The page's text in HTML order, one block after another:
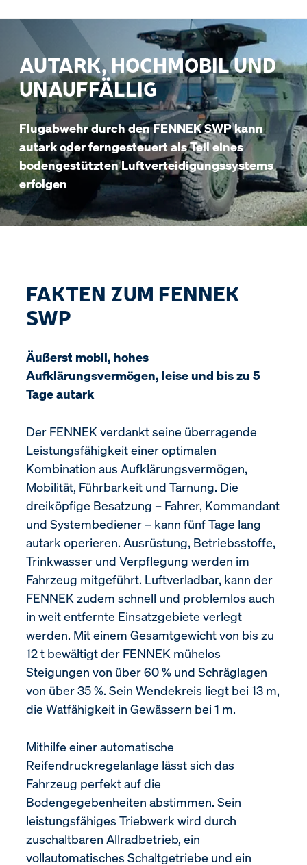
AUTARK, HOCHMOBIL UND
UNAUFFÄLLIG
Flugabwehr durch den FENNEK SWP kann
autark oder ferngesteuert als Teil eines
bodengestützten Luftverteidigungssystems
erfolgen
FAKTEN ZUM FENNEK
SWP
Äußerst mobil, hohes
Aufklärungsvermögen, leise und bis zu 5
Tage autark
Der FENNEK verdankt seine überragende
Leistungsfähigkeit einer optimalen
Kombination aus Aufklärungsvermögen,
Mobilität, Führbarkeit und Tarnung. Die
dreiköpfige Besatzung – Fahrer, Kommandant
und Systembediener – kann fünf Tage lang
autark operieren. Ausrüstung, Betriebsstoffe,
Trinkwasser und Verpflegung werden im
Fahrzeug mitgeführt. Luftverladbar, kann der
FENNEK zudem schnell und problemlos auch
in weit entfernte Einsatzgebiete verlegt
werden. Mit einem Gesamtgewicht von bis zu
12 t bewältigt der FENNEK mühelos
Steigungen von über 60 % und Schräglagen
von über 35 %. Sein Wendekreis liegt bei 13 m,
die Watfähigkeit in Gewässern bei 1 m.
Mithilfe einer automatische
Reifendruckregelanlage lässt sich das
Fahrzeug perfekt auf die
Bodengegebenheiten abstimmen. Sein
leistungsfähiges Triebwerk wird durch
zuschaltbaren Allradbetrieb, ein
vollautomatisches Schaltgetriebe und ein